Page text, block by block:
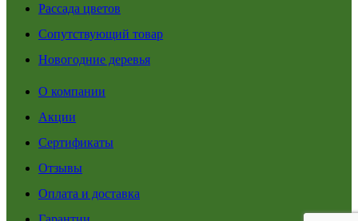
Рассада цветов
Сопутствующий товар
Новогодние деревья
О компании
Акции
Сертификаты
Отзывы
Оплата и доставка